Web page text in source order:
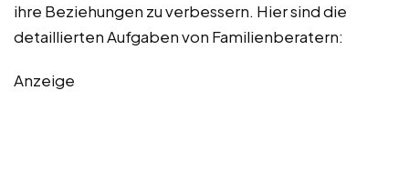
ihre Beziehungen zu verbessern. Hier sind die
detaillierten Aufgaben von Familienberatern:
Anzeige